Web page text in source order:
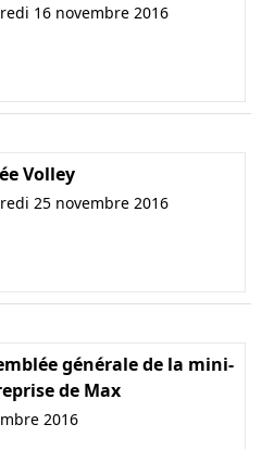
16 novembre 2016
Volley
25 novembre 2016
générale de la mini-
de Max
2016